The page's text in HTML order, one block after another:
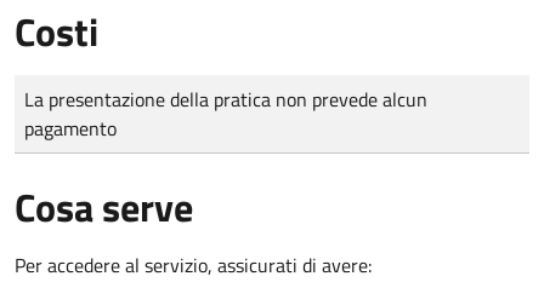
Costi
Tipo di pagamento
Importo
La presentazione della pratica non prevede alcun
pagamento
Cosa serve
Per accedere al servizio, assicurati di avere: